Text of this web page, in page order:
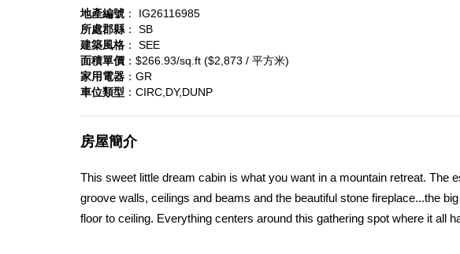
地產編號 ： IG26116985
所處郡縣 ： SB
建築風格 ： SEE
面積單價 ：$266.93/sq.ft ($2,873 / 平方米)
家用電器 ：GR
車位類型 ：CIRC,DY,DUNP
房屋簡介
This sweet little dream cabin is what you want in a mountain retreat. The
groove walls, ceilings and beams and the beautiful stone fireplace...the
floor to ceiling. Everything centers around this gathering spot where it all